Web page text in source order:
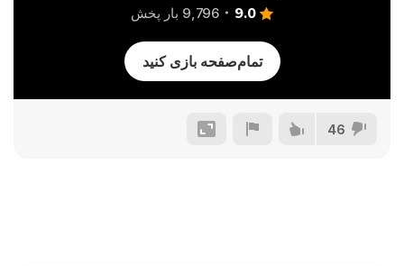
9.0 9,796 بار پخش
تمام‌صفحه بازی کنید
46